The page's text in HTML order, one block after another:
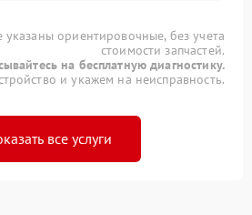
указаны ориентировочные, без учета
стоимости запчастей.
на бесплатную диагностику.
и укажем на неисправность.
все услуги